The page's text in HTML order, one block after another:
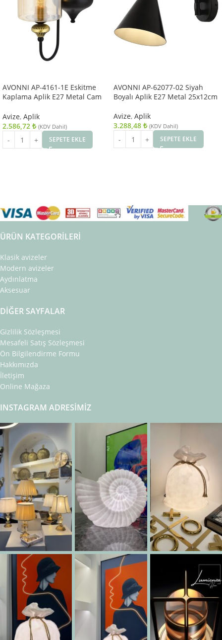
AVONNI AP-4161-1E Eskitme
Kaplama Aplik E27 Metal Cam
Avize, Aplik
2.586,72 ₺ (KDV Dahil)
SEPETE EKLE
AVONNI AP-62077-02 Siyah
Boyalı Aplik E27 Metal 25x12cm
Avize, Aplik
3.288,48 ₺ (KDV Dahil)
SEPETE EKLE
ÜRÜN KATEGORILERI
Klasik avizeler
Modern avizeler
Aydınlatma
Aksesuar
DIĞER SAYFALAR
Gizlilik Sözleşmesi
Mesafeli Satış Sözleşmesi
Ön Bilgilendirme Formu
Hakkımızda
İletişim
Online Mağaza
INSTAGRAM ADRESIMIZ